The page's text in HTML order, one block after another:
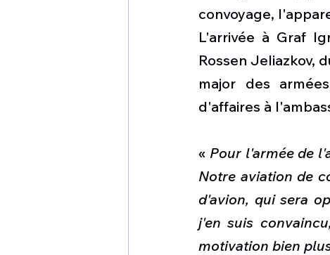
convoyage,
L'arrivée à Graf
Rossen Jeliazkov,
major des
d'affaires à
« Pour l'armée de
Notre aviation de
d'avion, qui sera
j'en suis
motivation bien